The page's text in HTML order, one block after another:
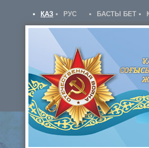
ҚАЗ РУС БАСТЫ БЕТ